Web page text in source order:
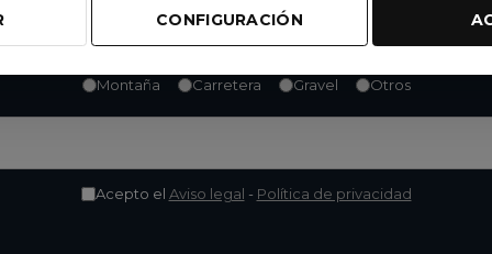
CONFIGURACIÓN
exclusivas, descuentos y novedades. Suscríbete y
en tu próxima compra.
Montaña Carretera Gravel Otros
Acepto el Aviso legal - Política de privacidad